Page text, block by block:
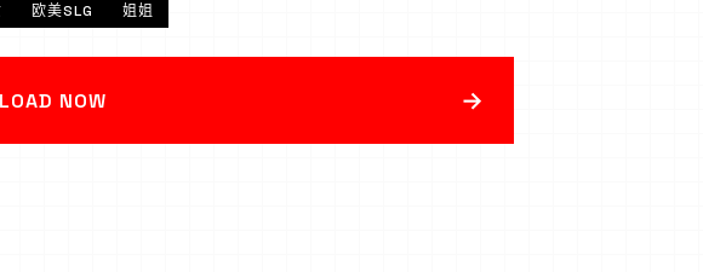
欧美SLG 姐姐
NOW →